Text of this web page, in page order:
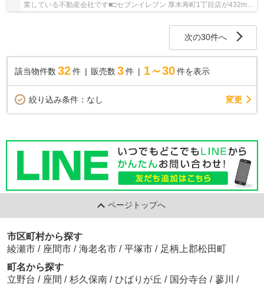
業している不動産会社です■□セブンイレブン 厚木寿町1丁目店が432m以
次の30件へ
該当物件数 32件 販売数 3 件 1～30 件を表示
絞り込み条件： なし 変更
ページトップへ
市区町村から探す
綾瀬市 / 座間市 / 海老名市 / 平塚市 / 足柄上郡松田町
町名から探す
立野台 / 座間 / 杉久保南 / ひばりが丘 / 国分寺台 / 蓼川 /